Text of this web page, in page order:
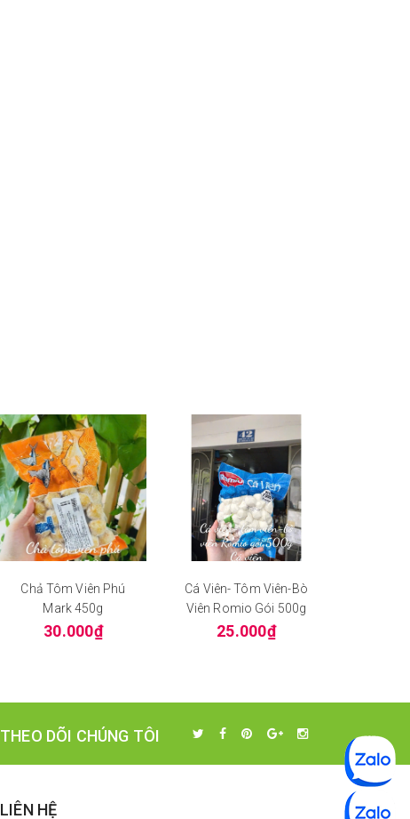
Chả Tôm Viên Phú
Mark 450g
30.000₫
Cá Viên- Tôm Viên-Bò
Viên Romio Gói 500g
25.000₫
THEO DÕI CHÚNG TÔI
LIÊN HỆ